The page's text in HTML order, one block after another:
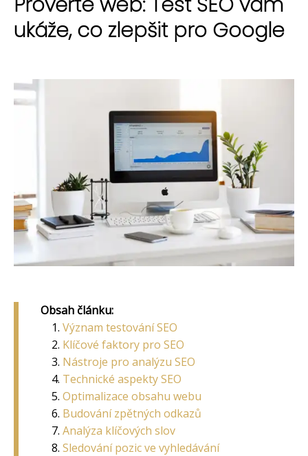
ukáže, co zlepšit pro Google
Obsah článku:
Význam testování SEO
Klíčové faktory pro SEO
Nástroje pro analýzu SEO
Technické aspekty SEO
Optimalizace obsahu webu
Budování zpětných odkazů
Analýza klíčových slov
Sledování pozic ve vyhledávání